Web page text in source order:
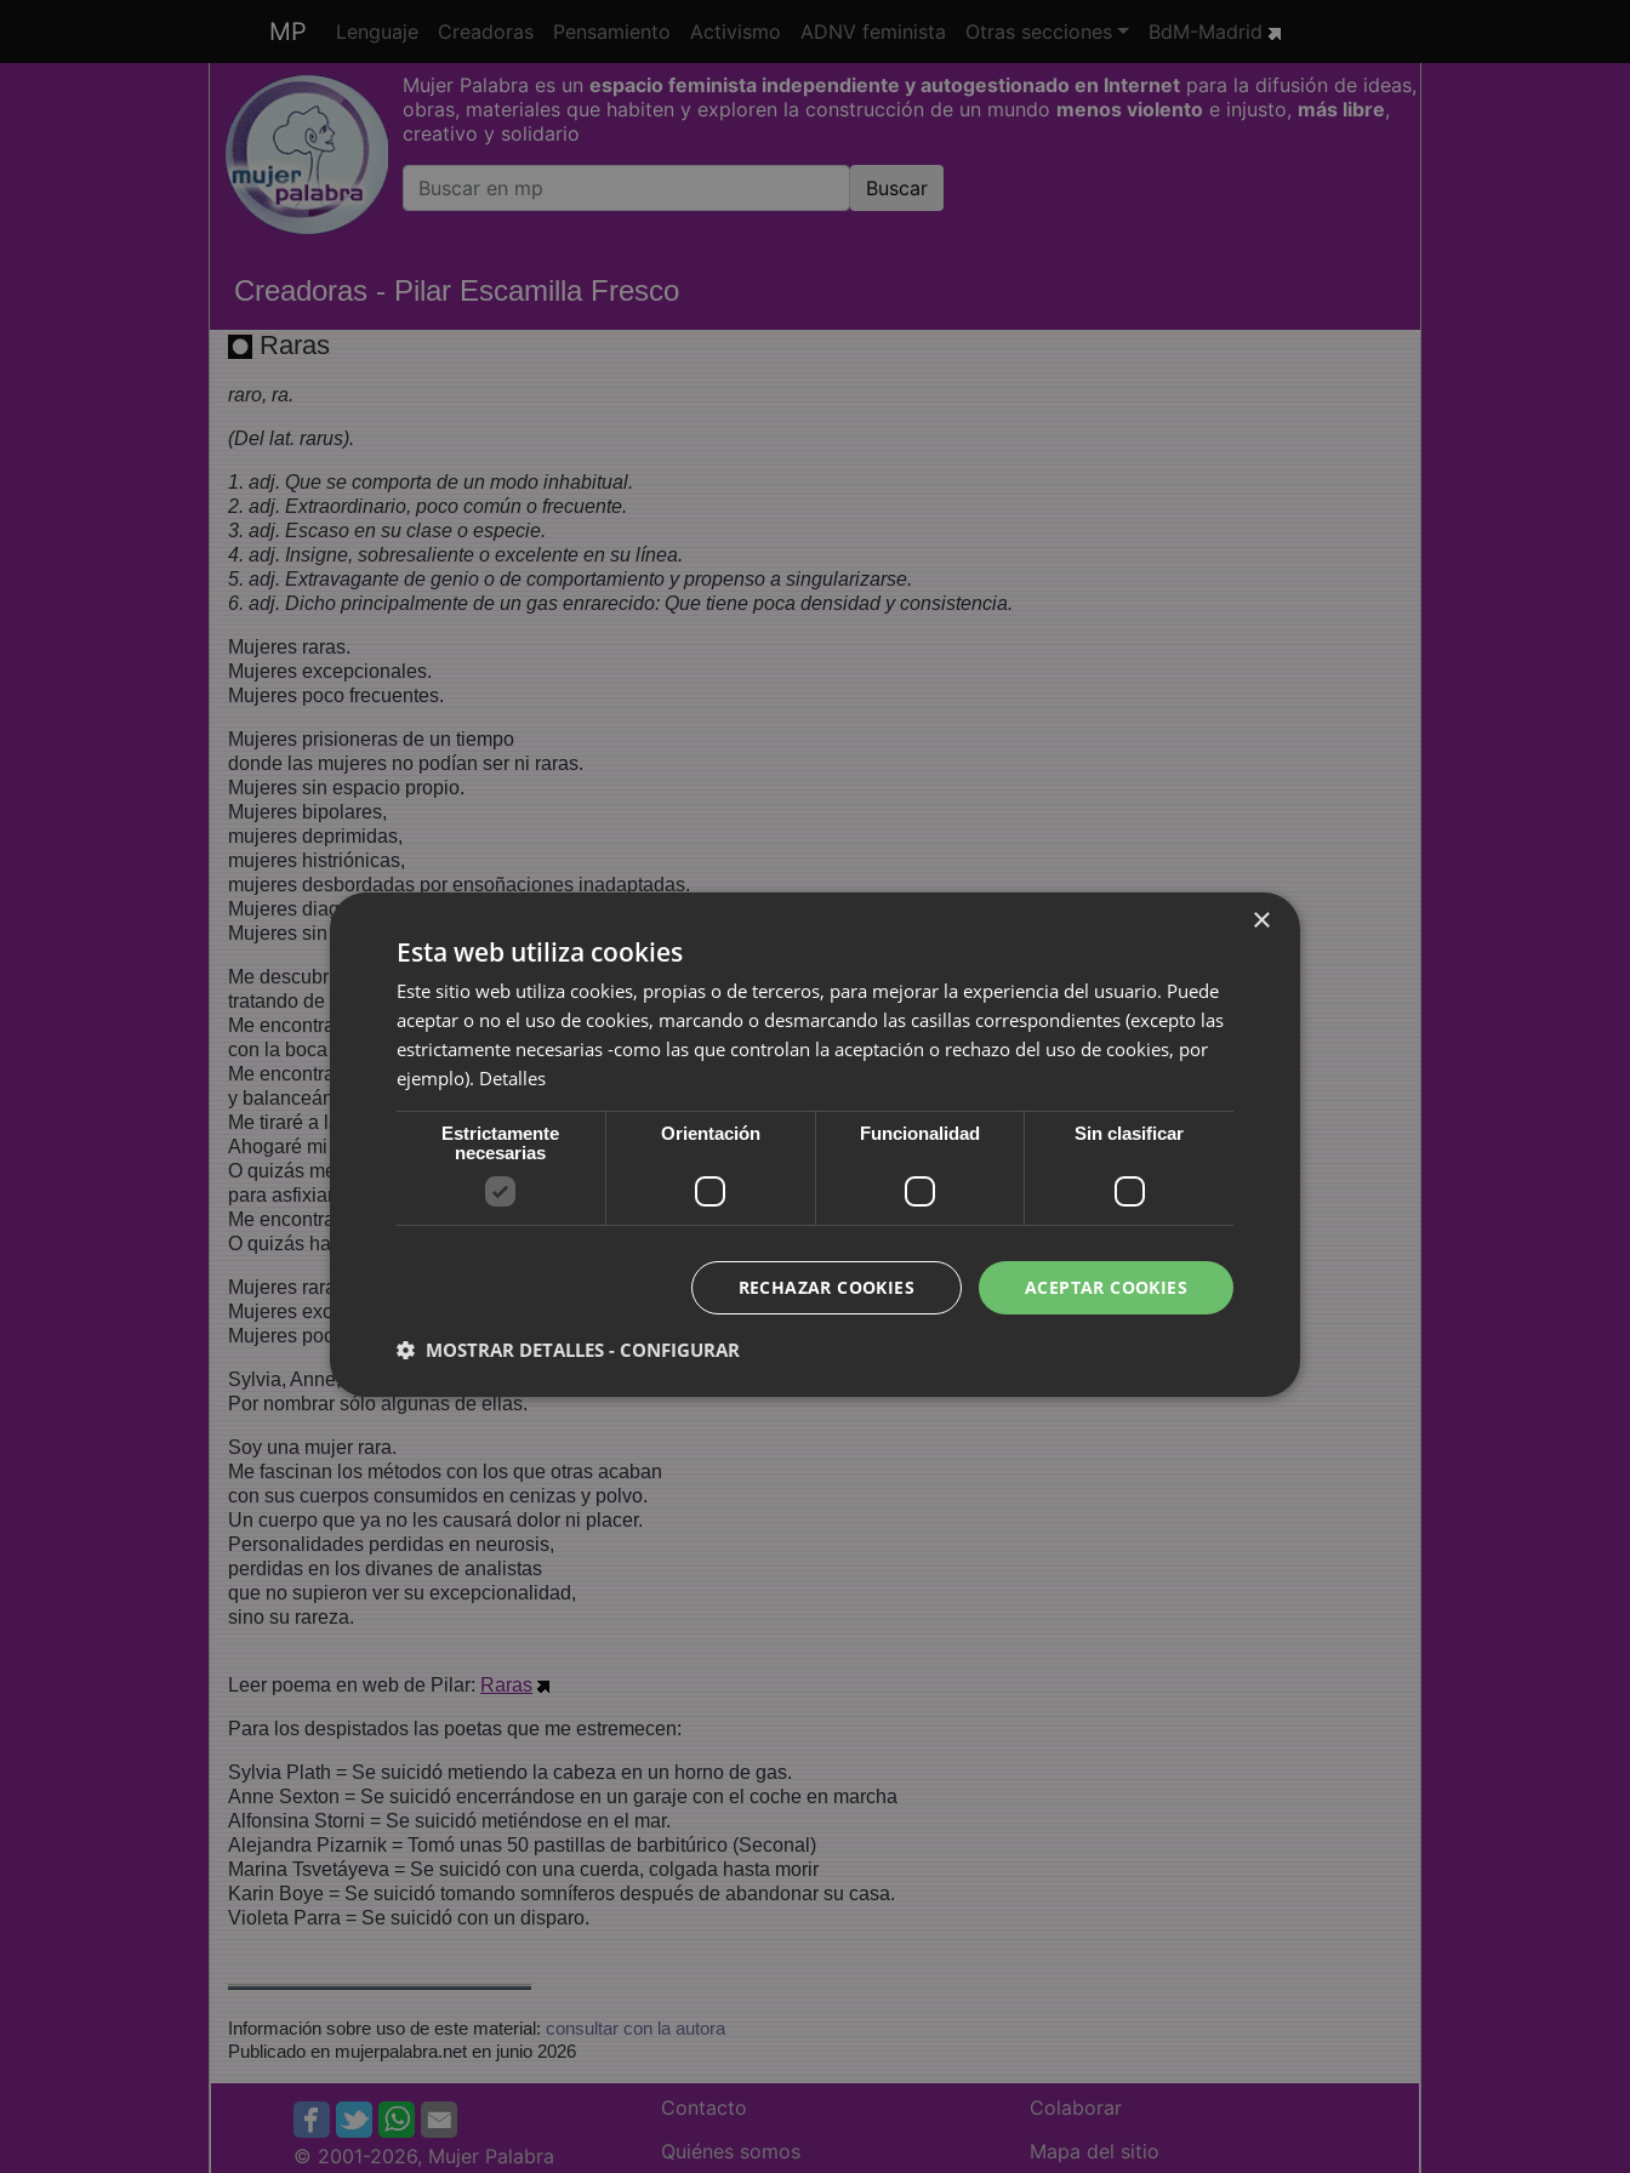
Saltar grupo de enlaces
MP Lenguaje Creadoras (current)
Pensamiento Activismo ADNV feminista Otras secciones BdM-Madrid
Mujer Palabra es un espacio feminista independiente y autogestionado en Internet para la difusión de ideas,
obras, materiales que habiten y exploren la construcción de un mundo menos violento e injusto, más libre,
creativo y solidario
Creadoras - Pilar Escamilla Fresco
Raras
raro, ra.
(Del lat. rarus).
1. adj. Que se comporta de un modo inhabitual.
2. adj. Extraordinario, poco común o frecuente.
3. adj. Escaso en su clase o especie.
4. adj. Insigne, sobresaliente o excelente en su línea.
5. adj. Extravagante de genio o de comportamiento y propenso a singularizarse.
6. adj. Dicho principalmente de un gas enrarecido: Que tiene poca densidad y consistencia.
Mujeres raras.
Mujeres excepcionales.
Mujeres poco frecuentes.
Mujeres prisioneras de un tiempo
donde las mujeres no podían ser ni raras.
Mujeres sin espacio propio.
Mujeres bipolares,
mujeres deprimidas,
mujeres histriónicas,
mujeres desbordadas por ensoñaciones inadaptadas.
Mujeres diagnosticadas con depresión.
Mujeres sin diagnosticar.
Me descubrirás con el cuerpo cubierto de algas
tratando de navegar a la deriva hacia un mar que no existe.
Me encontrarás ahogada en mi propio vómito
con la boca llena de pastillas que no dejan salir el grito.
Me encontrarás colgando de una cuerda hecha de retales
y balanceándome donde en el techo debía haber una lámpara.
Me tiraré a las vías del tren justo cuando éste pasa.
Ahogaré mi respiración en un horno de gas que ya no existe.
O quizás me encerraré en un garaje sin ventanas
para asfixiar en silencio mis lágrimas.
Me encontrarás dormida un jueves cualquiera.
O quizás hallarás mi cuerpo disparado de sangre.
Mujeres raras.
Mujeres excepcionales.
Mujeres poco frecuentes.
Sylvia, Anne, Karin, Marina, Alejandra, Violeta, Alfonsina.
Por nombrar sólo algunas de ellas.
Soy una mujer rara.
Me fascinan los métodos con los que otras acaban
con sus cuerpos consumidos en cenizas y polvo.
Un cuerpo que ya no les causará dolor ni placer.
Personalidades perdidas en neurosis,
perdidas en los divanes de analistas
que no supieron ver su excepcionalidad,
sino su rareza.
Leer poema en web de Pilar: Raras
Para los despistados las poetas que me estremecen:
Sylvia Plath = Se suicidó metiendo la cabeza en un horno de gas.
Anne Sexton = Se suicidó encerrándose en un garaje con el coche en marcha
Alfonsina Storni = Se suicidó metiéndose en el mar.
Alejandra Pizarnik = Tomó unas 50 pastillas de barbitúrico (Seconal)
Marina Tsvetáyeva = Se suicidó con una cuerda, colgada hasta morir
Karin Boye = Se suicidó tomando somníferos después de abandonar su casa.
Violeta Parra = Se suicidó con un disparo.
Información sobre uso de este material: consultar con la autora
Publicado en mujerpalabra.net en junio 2026
© 2001-2026, Mujer Palabra
Contacto
Quiénes somos
Colaborar
Mapa del sitio
×
Esta web utiliza cookies
Este sitio web utiliza cookies, propias o de terceros, para mejorar la experiencia del usuario. Puede
aceptar o no el uso de cookies, marcando o desmarcando las casillas correspondientes (excepto las
estrictamente necesarias -como las que controlan la aceptación o rechazo del uso de cookies, por
ejemplo). Detalles
Estrictamente
necesarias
Orientación Funcionalidad Sin clasificar
ACEPTAR COOKIES
RECHAZAR COOKIES
MOSTRAR DETALLES - CONFIGURAR